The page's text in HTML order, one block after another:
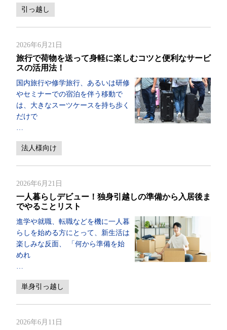
引っ越し
2026年6月21日
旅行で荷物を送って身軽に楽しむコツと便利なサービ
スの活用法！
国内旅行や修学旅行、あるいは研修
やセミナーでの宿泊を伴う移動で
は、大きなスーツケースを持ち歩く
だけで
法人様向け
2026年6月21日
一人暮らしデビュー！独身引越しの準備から入居後ま
でやることリスト
進学や就職、転職などを機に一人暮
らしを始める方にとって、新生活は
楽しみな反面、 「何から準備を始
めれ
単身引っ越し
2026年6月11日